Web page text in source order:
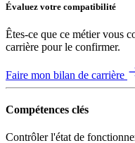
Évaluez votre compatibilité
Êtes-ce que ce métier vous
carrière pour le confirmer.
Faire mon bilan de carrière
Compétences clés
Contrôler l'état de